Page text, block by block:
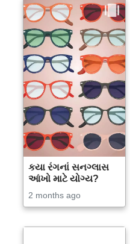
કયા રંગનાં સનગ્લાસ
આંખો માટે યોગ્ય?
2 months ago